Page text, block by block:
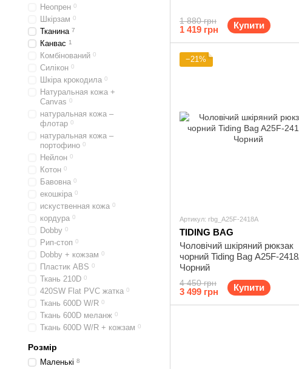
1 880 грн
1 419 грн Купити
−21%
Артикул: rbg_A25F-2418A
TIDING BAG
Чоловічий шкіряний рюкзак
чорний Tiding Bag A25F-
Чорний
4 450 грн
3 499 грн Купити
Неопрен 0
Шкірзам 0
Тканина 7
Канвас 1
Комбінований 0
Силікон 0
Шкіра крокодила 0
Натуральная кожа +
Canvas 0
натуральная кожа –
флотар 0
натуральная кожа –
портофино 0
Нейлон 0
Котон 0
Бавовна 0
екошкіра 0
искуственная кожа 0
кордура 0
Dobby 0
Рип-стоп 0
Dobby + кожзам 0
Пластик ABS 0
Ткань 210D 0
420SW Flat PVC жатка 0
Ткань 600D W/R 0
Ткань 600D меланж 0
Ткань 600D W/R + кожзам 0
Розмір
Маленькі 8